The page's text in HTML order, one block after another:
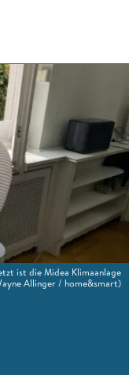
ist die Midea Klimaanlage
Allinger / home&smart)